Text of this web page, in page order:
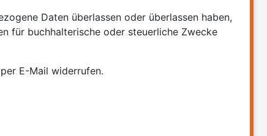
Daten überlassen oder überlassen haben,
für buchhalterische oder steuerliche Zwecke
E-Mail widerrufen.